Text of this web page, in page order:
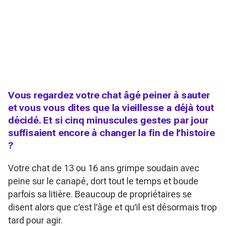
Vous regardez votre chat âgé peiner à sauter
et vous vous dites que la vieillesse a déjà tout
décidé. Et si cinq minuscules gestes par jour
suffisaient encore à changer la fin de l’histoire
?
Votre chat de 13 ou 16 ans grimpe soudain avec
peine sur le canapé, dort tout le temps et boude
parfois sa litière. Beaucoup de propriétaires se
disent alors que c’est l’âge et qu’il est désormais trop
tard pour agir.